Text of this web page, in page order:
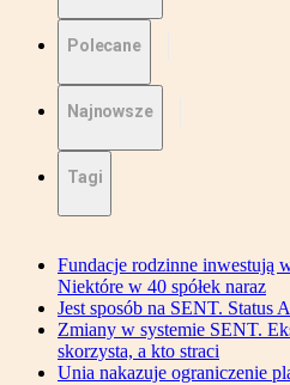
Polecane
Najnowsze
Tagi
Fundacje rodzinne inwestują
Niektóre w 40 spółek naraz
Jest sposób na SENT. Status
Zmiany w systemie SENT.
skorzysta, a kto straci
Unia nakazuje ograniczenie